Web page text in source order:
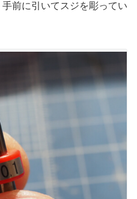
前に引いてスジを彫ってい